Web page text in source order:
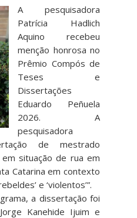
A pesquisadora
Patrícia Hadlich
Aquino recebeu
menção honrosa no
Prêmio Compós de
Teses e
Dissertações
Eduardo Peñuela
2026. A
pesquisadora
de mestrado
situação de rua em
Catarina em contexto
e ‘violentos’”.
a dissertação foi
Kanehide Ijuim e